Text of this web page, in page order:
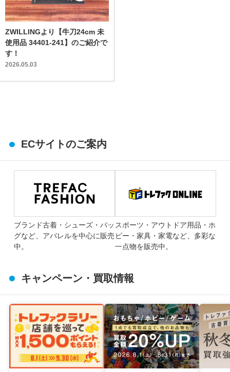
ZWILLINGより【牛刀24cm 未
使用品 34401-241】のご紹介で
す！
2026.05.03
ECサイトのご案内
ブランド古着・シューズ・バッ
グなど、アパレルを中心に販売
中。
スポーツ・アウトドア用品・ホ
ビー・家具・家電など、多彩な
一点物を販売中。
キャンペーン・買取情報